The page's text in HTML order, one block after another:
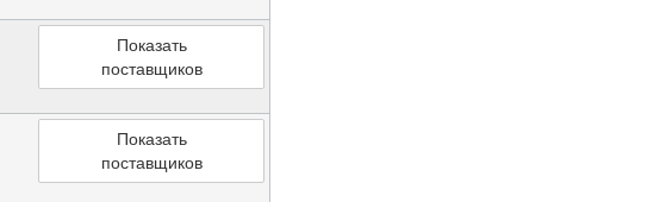
Показать
поставщиков
Показать
поставщиков